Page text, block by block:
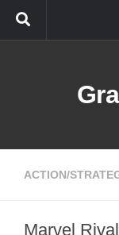
Doorgaan naar
ACTION/
Marvel